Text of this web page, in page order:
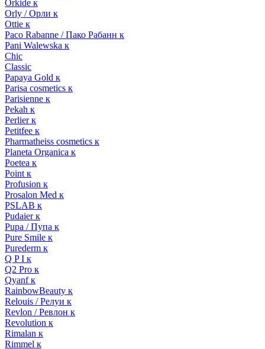
Orkide к
Orly / Орли к
Ottie к
Paco Rabanne / Пако Рабанн к
Pani Walewska к
Chic
Classic
Papaya Gold к
Parisa cosmetics к
Parisienne к
Pekah к
Perlier к
Petitfee к
Pharmatheiss cosmetics к
Planeta Organica к
Poetea к
Point к
Profusion к
Prosalon Med к
PSLAB к
Pudaier к
Pupa / Пупа к
Pure Smile к
Purederm к
Q P I к
Q2 Pro к
Qyanf к
RainbowBeauty к
Relouis / Релуи к
Revlon / Ревлон к
Revolution к
Rimalan к
Rimmel к